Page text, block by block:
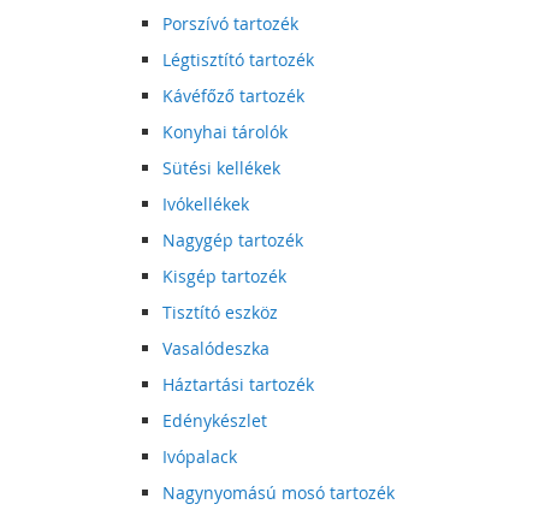
Porszívó tartozék
Légtisztító tartozék
Kávéfőző tartozék
Konyhai tárolók
Sütési kellékek
Ivókellékek
Nagygép tartozék
Kisgép tartozék
Tisztító eszköz
Vasalódeszka
Háztartási tartozék
Edénykészlet
Ivópalack
Nagynyomású mosó tartozék